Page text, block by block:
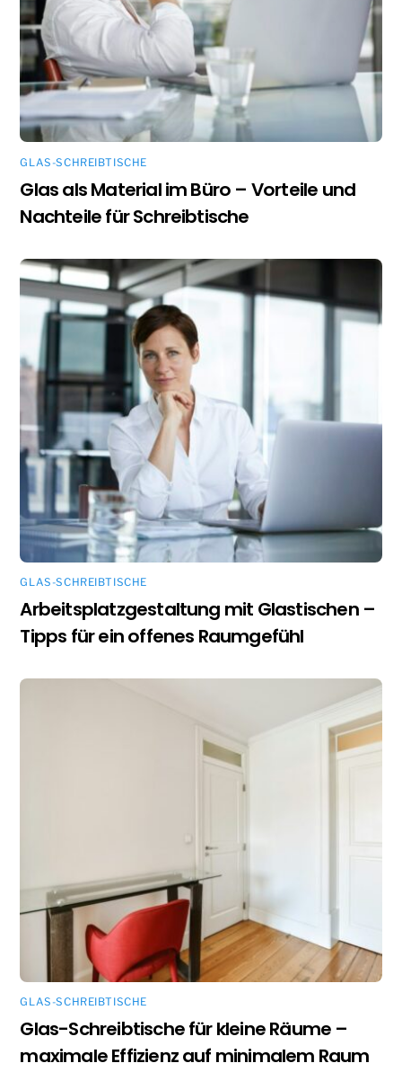
GLAS-SCHREIBTISCHE
Glas als Material im Büro – Vorteile und
Nachteile für Schreibtische
GLAS-SCHREIBTISCHE
Arbeitsplatzgestaltung mit Glastischen –
Tipps für ein offenes Raumgefühl
GLAS-SCHREIBTISCHE
Glas-Schreibtische für kleine Räume –
maximale Effizienz auf minimalem Raum